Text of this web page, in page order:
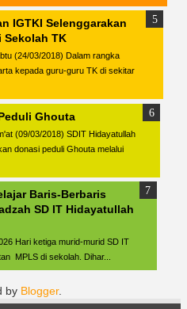
IGTKI Selenggarakan
Sekolah TK
(24/03/2018) Dalam rangka
kepada guru-guru TK di sekitar
Ghouta
(09/03/2018) SDIT Hidayatullah
donasi peduli Ghouta melalui
Baris-Berbaris
SD IT Hidayatullah
Hari ketiga murid-murid SD IT
MPLS di sekolah. Dihar...
by Blogger.